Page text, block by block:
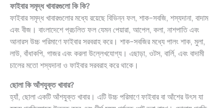
ফাইবার সমৃদ্ধ খাবারগুলো কি কি?
ফাইবার সমৃদ্ধ খাবারগুলোর মধ্যে রয়েছে বিভিন্ন ফল, শাক-সবজি, শস্যদানা, বাদাম
এবং বীজ। বাংলাদেশে প্রচলিত ফল যেমন পেয়ারা, আপেল, কলা, নাশপাতি এবং
আনারস উচ্চ পরিমাণে ফাইবার সরবরাহ করে। শাক-সবজির মধ্যে পালং শাক, মুলা,
লাউ, বাঁধাকপি, গাজর এবং করলা উল্লেখযোগ্য। এছাড়া, ওটস, বার্লি, এবং বাদামী
চালের মতো শস্যদানা ও ফাইবার সরবরাহ করে থাকে।
ছোলা কি আঁশযুক্ত খাবার?
হ্যাঁ, ছোলা একটি আঁশযুক্ত খাবার। এটি উচ্চ পরিমাণে ফাইবার বা আঁশের উৎস যা